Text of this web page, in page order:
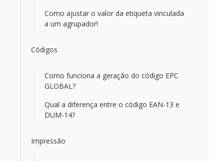
Como ajustar o valor da etiqueta vinculada
a um agrupador!
Códigos
Como funciona a geração do código EPC
GLOBAL?
Qual a diferença entre o código EAN-13 e
DUM-14?
Impressão